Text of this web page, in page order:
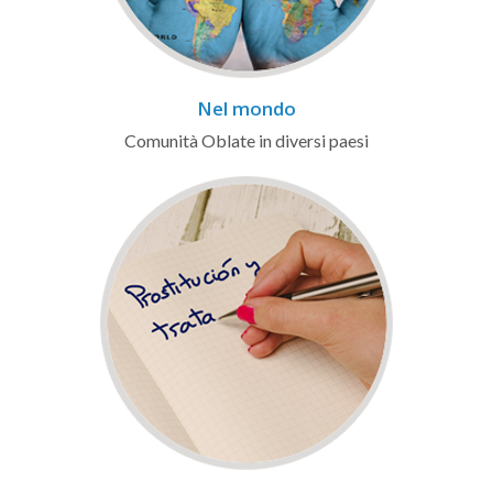
Nel mondo
Comunità Oblate in diversi paesi